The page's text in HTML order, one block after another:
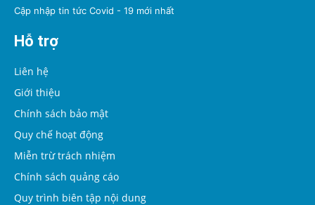
Cập nhập tin tức Covid - 19 mới nhất
Hỗ trợ
Liên hệ
Giới thiệu
Chính sách bảo mật
Quy chế hoạt động
Miễn trừ trách nhiệm
Chính sách quảng cáo
Quy trình biên tập nội dung